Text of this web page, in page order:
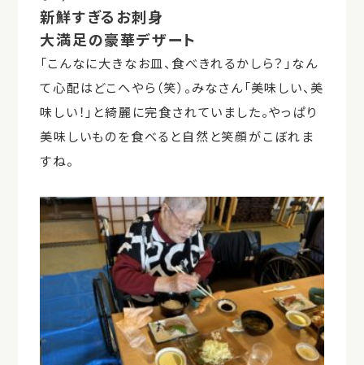
新鮮すぎるお刺身
大満足の豪華デザート
「こんなに大きなお皿、食べきれるかしら？」なん
て心配はどこへやら（笑）。みなさん「美味しい、美
味しい！」と綺麗に完食されていました。やっぱり
美味しいものを食べると自然と笑顔がこぼれま
すね。